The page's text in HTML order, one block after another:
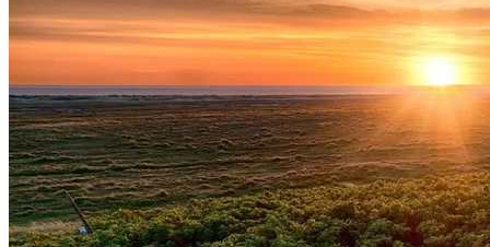
Internacional